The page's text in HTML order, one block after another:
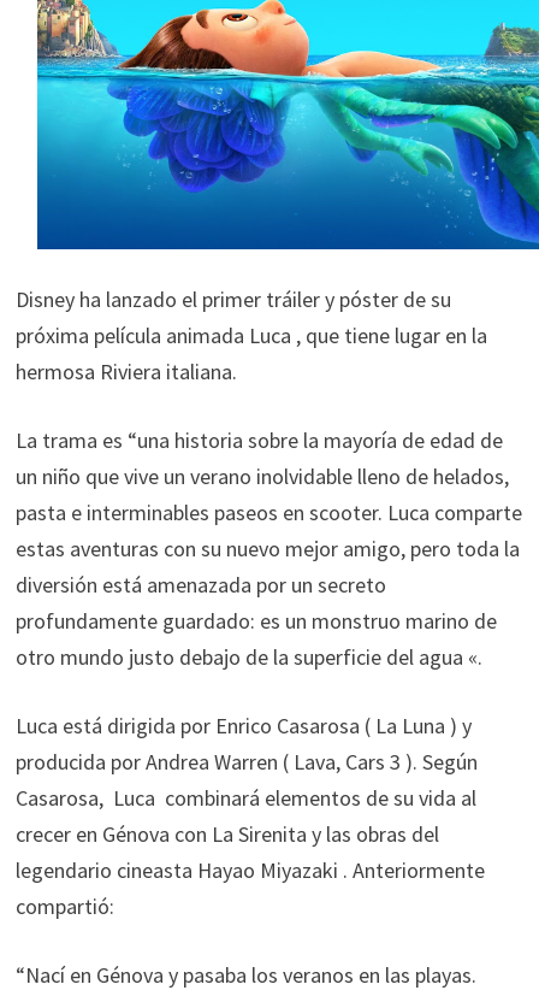
Disney ha lanzado el primer tráiler y póster de su
próxima película animada Luca , que tiene lugar en la
hermosa Riviera italiana.
La trama es “una historia sobre la mayoría de edad de
un niño que vive un verano inolvidable lleno de helados,
pasta e interminables paseos en scooter. Luca comparte
estas aventuras con su nuevo mejor amigo, pero toda la
diversión está amenazada por un secreto
profundamente guardado: es un monstruo marino de
otro mundo justo debajo de la superficie del agua «.
Luca está dirigida por Enrico Casarosa ( La Luna ) y
producida por Andrea Warren ( Lava, Cars 3 ). Según
Casarosa, Luca combinará elementos de su vida al
crecer en Génova con La Sirenita y las obras del
legendario cineasta Hayao Miyazaki . Anteriormente
compartió:
“Nací en Génova y pasaba los veranos en las playas.